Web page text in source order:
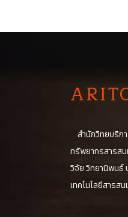
A
สำนักวิทยบริก
ทรัพยากรสารส
วิจัย วิทยานิพนธ์
เทคโนโลยีสารสน